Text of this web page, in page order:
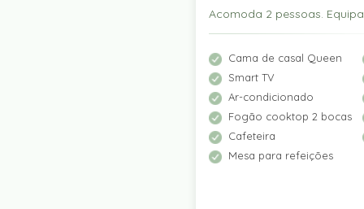
Acomoda 2 pessoas.
Cama de casal Queen
Smart TV
Ar-condicionado
Fogão cooktop 2 bocas
Cafeteira
Mesa para refeições